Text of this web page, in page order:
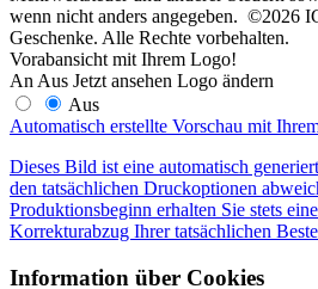
wenn nicht anders angegeben. ©2026
Geschenke. Alle Rechte vorbehalten.
Vorabansicht mit Ihrem Logo!
An Aus Jetzt ansehen Logo ändern
Aus
Automatisch erstellte Vorschau mit
Dieses Bild ist eine automatisch
den tatsächlichen Druckoptionen
Produktionsbeginn erhalten Sie stets
Korrekturabzug Ihrer tatsächlichen
Information über Cookies